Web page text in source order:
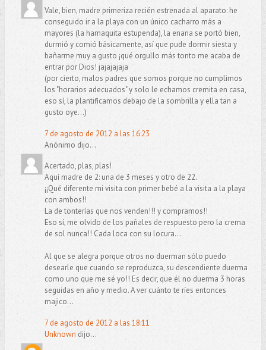
Vale, bien, madre primeriza recién estrenada al aparato: he
conseguido ir a la playa con un único cacharro más a
mayores (la hamaquita estupenda), la enana se portó bien,
durmió y comió básicamente, así que pude dormir siesta y
bañarme muy a gusto ¡qué orgullo más tonto me acaba de
entrar por Dios! jajajajaja
(por cierto, malos padres que somos porque no cumplimos
los "horarios adecuados" y solo le echamos cremita en casa,
eso sí, la plantificamos debajo de la sombrilla y ella tan a
gusto oye...)
7 de agosto de 2012 a las 16:23
Anónimo dijo...
Acertado, plas, plas!
Aquí madre de 2: una de 3 meses y otro de 22.
¡¡Qué diferente mi visita con primer bebé a la visita a la playa
con ambos!!
La de tonterías que nos venden!!! y compramos!!
Eso sí, me olvido de los pañales de respuesto pero la crema
de sol nunca!! Cada loca con su locura...
Al que se alegra porque otros no duerman sólo puedo
desearle que cuando se reproduzca, su descendiente duerma
como uno que me sé yo!! Es decir, que él no duerma 3 horas
seguidas en año y medio. A ver cuánto te ríes entonces
majico...
7 de agosto de 2012 a las 18:11
Unknown dijo...